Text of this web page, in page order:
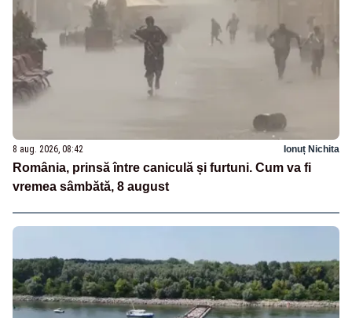
8 aug. 2026, 08:42 Ionuț Nichita
România, prinsă între caniculă și furtuni. Cum va fi
vremea sâmbătă, 8 august